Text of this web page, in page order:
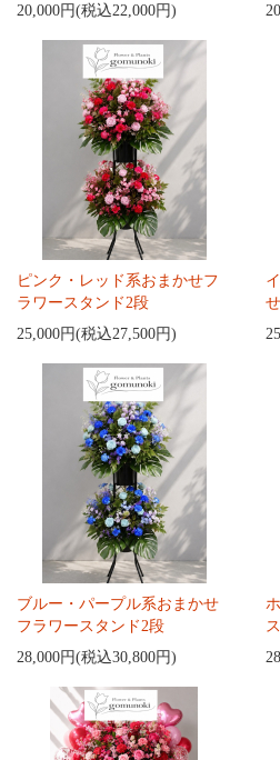
20,000円(税込22,000円)
ピンク・レッド系おまかせフ
ラワースタンド2段
25,000円(税込27,500円)
ブルー・パープル系おまかせ
フラワースタンド2段
28,000円(税込30,800円)